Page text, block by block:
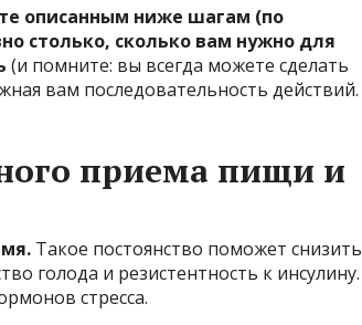
описанным ниже шагам (по
столько, сколько вам нужно для
(и помните: вы всегда можете сделать
вам последовательность действий.
приема пищи и
Такое постоянство поможет снизить
голода и резистентность к инсулину.
стресса.